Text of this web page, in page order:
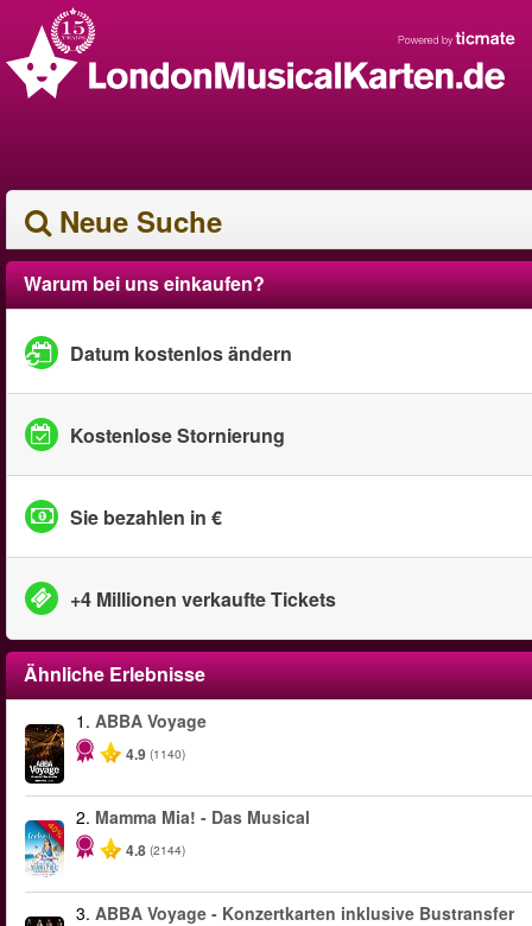
Neue Suche
Warum bei uns einkaufen?
Datum kostenlos ändern
Kostenlose Stornierung
Sie bezahlen in €
+4 Millionen verkaufte Tickets
Ähnliche Erlebnisse
1. ABBA Voyage
4.9 (1140)
-40%
2. Mamma Mia! - Das Musical
4.8 (2144)
3. ABBA Voyage - Konzertkarten inklusive Bustransfer